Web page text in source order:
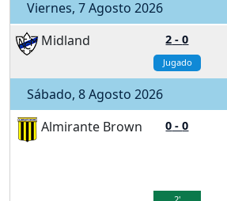
Viernes, 7 Agosto 2026
Midland
2 -0
Jugado
Sábado, 8 Agosto 2026
Almirante Brown
0 -0